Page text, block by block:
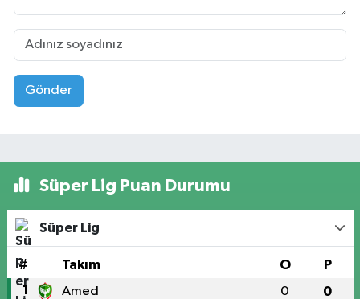
Gönder
Süper Lig Puan Durumu
Süper Lig
# Takım O P
1 Amed 0 0